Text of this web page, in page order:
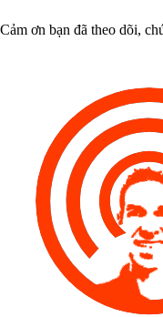
Cảm ơn bạn đã theo dõi,